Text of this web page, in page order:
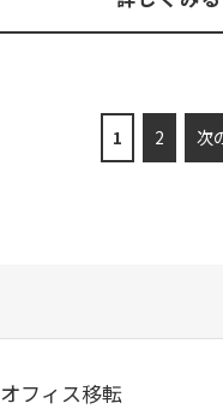
1 2 次
オフィス移転